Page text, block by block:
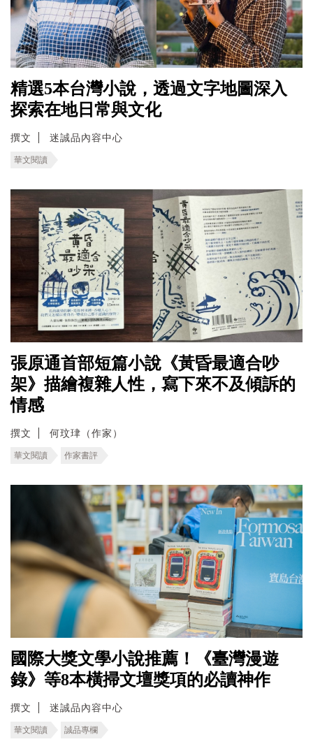
精選5本台灣小說，透過文字地圖深入
探索在地日常與文化
撰文 迷誠品內容中心
華文閱讀
張原通首部短篇小說《黃昏最適合吵
架》描繪複雜人性，寫下來不及傾訴的
情感
撰文 何玟珒（作家）
華文閱讀 作家書評
國際大獎文學小說推薦！《臺灣漫遊
錄》等8本橫掃文壇獎項的必讀神作
撰文 迷誠品內容中心
華文閱讀 誠品專欄